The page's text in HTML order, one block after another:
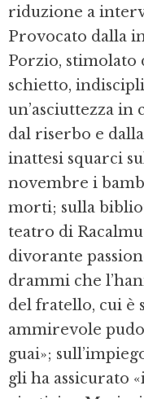
riduzione a
Provocato dalla
Porzio, stimolato
schietto,
un’asciuttezza
dal riserbo e
inattesi squarci
novembre i
morti; sulla
teatro di
divorante
drammi che
del fratello, cui è
ammirevole
guai»;
gli ha assicurato